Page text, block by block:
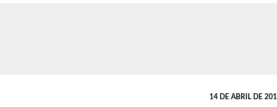
14 DE ABRIL DE